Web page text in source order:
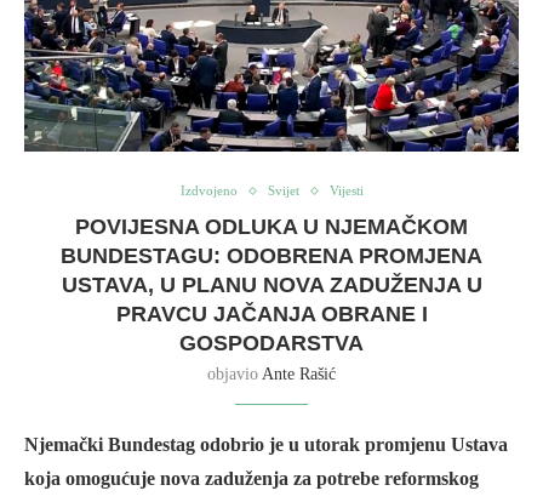
Izdvojeno Svijet Vijesti
POVIJESNA ODLUKA U NJEMAČKOM
BUNDESTAGU: ODOBRENA PROMJENA
USTAVA, U PLANU NOVA ZADUŽENJA U
PRAVCU JAČANJA OBRANE I
GOSPODARSTVA
objavio Ante Rašić
Njemački Bundestag odobrio je u utorak promjenu Ustava
koja omogućuje nova zaduženja za potrebe reformskog